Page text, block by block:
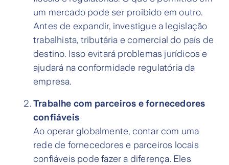
um mercado pode ser proibido em outro.
Antes de expandir, investigue a legislação
trabalhista, tributária e comercial do país de
destino. Isso evitará problemas jurídicos e
ajudará na conformidade regulatória da
empresa.
Trabalhe com parceiros e fornecedores
confiáveis
Ao operar globalmente, contar com uma
rede de fornecedores e parceiros locais
confiáveis pode fazer a diferença. Eles